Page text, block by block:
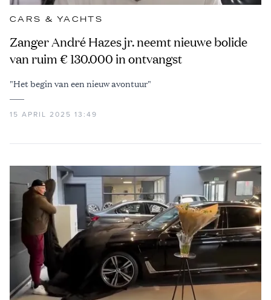
CARS & YACHTS
Zanger André Hazes jr. neemt nieuwe bolide
van ruim € 130.000 in ontvangst
"Het begin van een nieuw avontuur"
15 APRIL 2025 13:49